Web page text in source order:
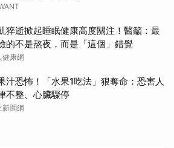
猝逝掀起睡眠健康高度關注！醫籲：最
的不是熬夜，而是「這個」錯覺
健康網
汁恐怖！「水果1吃法」狠奪命：恐害人
不整、心臟驟停
新聞網